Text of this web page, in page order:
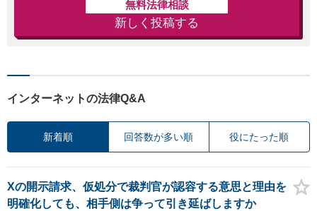
無料法律相談
新しく投稿する
インターネットの法律Q&A
新着順 回答数が多い順 役にたった順
Xの開示請求、仮処分で裁判官が認容する意思と理由を
明確化しても、相手側は争って引き延ばしますか